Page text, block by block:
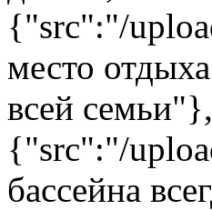
{"src":"/
место
всей семьи"},
{"src":"/
бассейна